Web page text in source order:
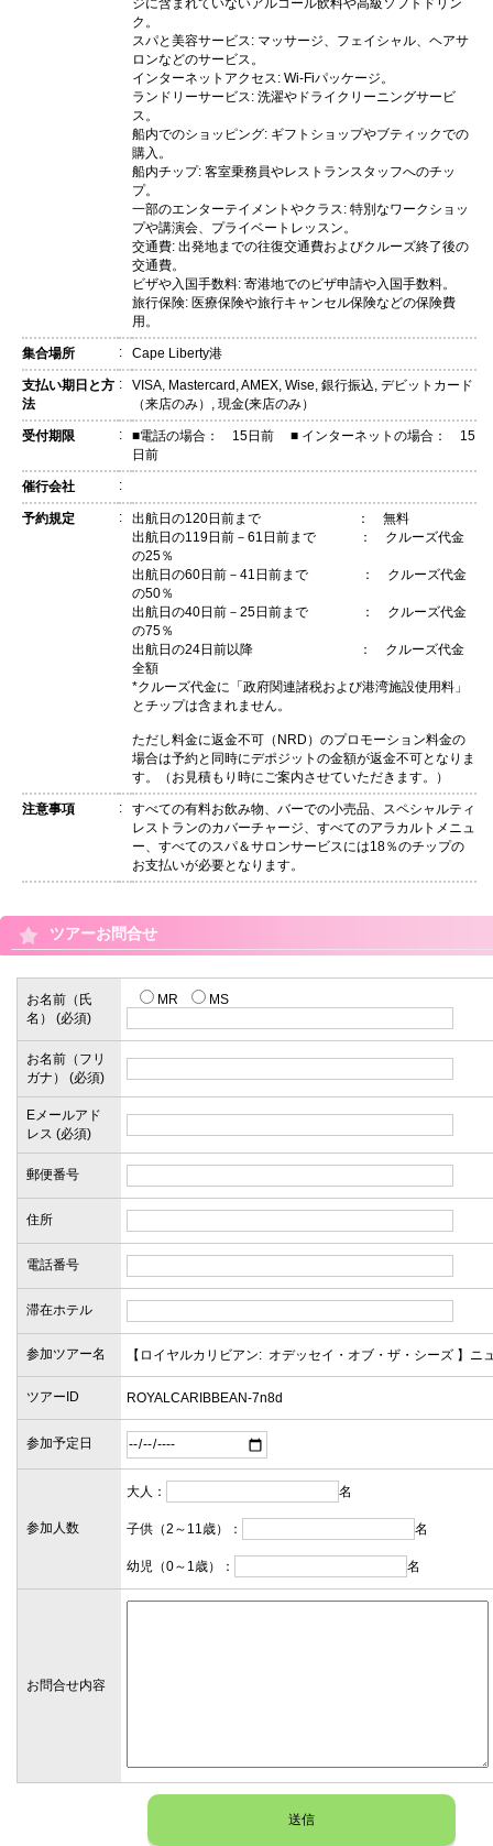
ジに含まれていないアルコール飲料や高級ソフトドリン
ク。
スパと美容サービス: マッサージ、フェイシャル、ヘアサ
ロンなどのサービス。
インターネットアクセス: Wi-Fiパッケージ。
ランドリーサービス: 洗濯やドライクリーニングサービ
ス。
船内でのショッピング: ギフトショップやブティックでの
購入。
船内チップ: 客室乗務員やレストランスタッフへのチッ
プ。
一部のエンターテイメントやクラス: 特別なワークショッ
プや講演会、プライベートレッスン。
交通費: 出発地までの往復交通費およびクルーズ終了後の
交通費。
ビザや入国手数料: 寄港地でのビザ申請や入国手数料。
旅行保険: 医療保険や旅行キャンセル保険などの保険費
用。
集合場所 : Cape Liberty港
支払い期日と方
法
:
VISA, Mastercard, AMEX, Wise, 銀行振込, デビットカード
（来店のみ）, 現金(来店のみ）
受付期限 :
■電話の場合： 15日前 ■ インターネットの場合： 15
日前
催行会社 :
予約規定 :
出航日の120日前まで ： 無料
出航日の119日前－61日前まで ： クルーズ代金
の25％
出航日の60日前－41日前まで ： クルーズ代金
の50％
出航日の40日前－25日前まで ： クルーズ代金
の75％
出航日の24日前以降 ： クルーズ代金
全額
*クルーズ代金に「政府関連諸税および港湾施設使用料」
とチップは含まれません。
ただし料金に返金不可（NRD）のプロモーション料金の
場合は予約と同時にデポジットの金額が返金不可となりま
す。（お見積もり時にご案内させていただきます。）
注意事項 :
すべての有料お飲み物、バーでの小売品、スペシャルティ
レストランのカバーチャージ、すべてのアラカルトメニュ
ー、すべてのスパ＆サロンサービスには18％のチップの
お支払いが必要となります。
ツアーお問合せ
お名前（氏
名） (必須)
MR MS
お名前（フリ
ガナ） (必須)
Eメールアド
レス (必須)
郵便番号
住所
電話番号
滞在ホテル
参加ツアー名
ツアーID
参加予定日
参加人数
大人： 名
子供（2～11歳）： 名
幼児（0～1歳）： 名
お問合せ内容